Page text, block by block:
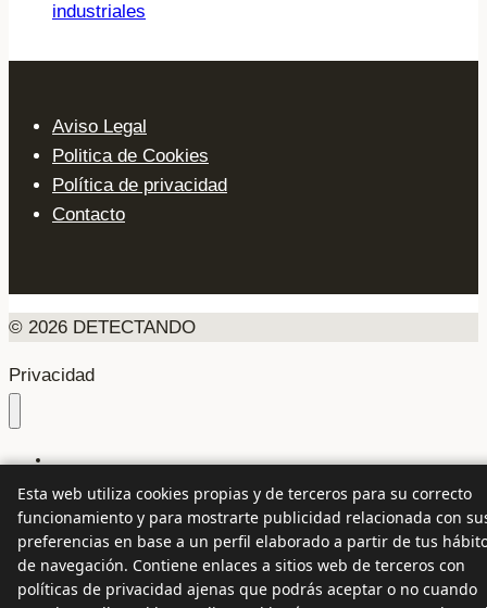
industriales
Aviso Legal
Politica de Cookies
Política de privacidad
Contacto
© 2026 DETECTANDO
Esta web utiliza cookies propias y de terceros para su correcto
funcionamiento y para mostrarte publicidad relacionada con
preferencias en base a un perfil elaborado a partir de tus
de navegación. Contiene enlaces a sitios web de terceros con
políticas de privacidad ajenas que podrás aceptar o no cuando
Privacidad
Inicio
Joyería
Datos curiosos